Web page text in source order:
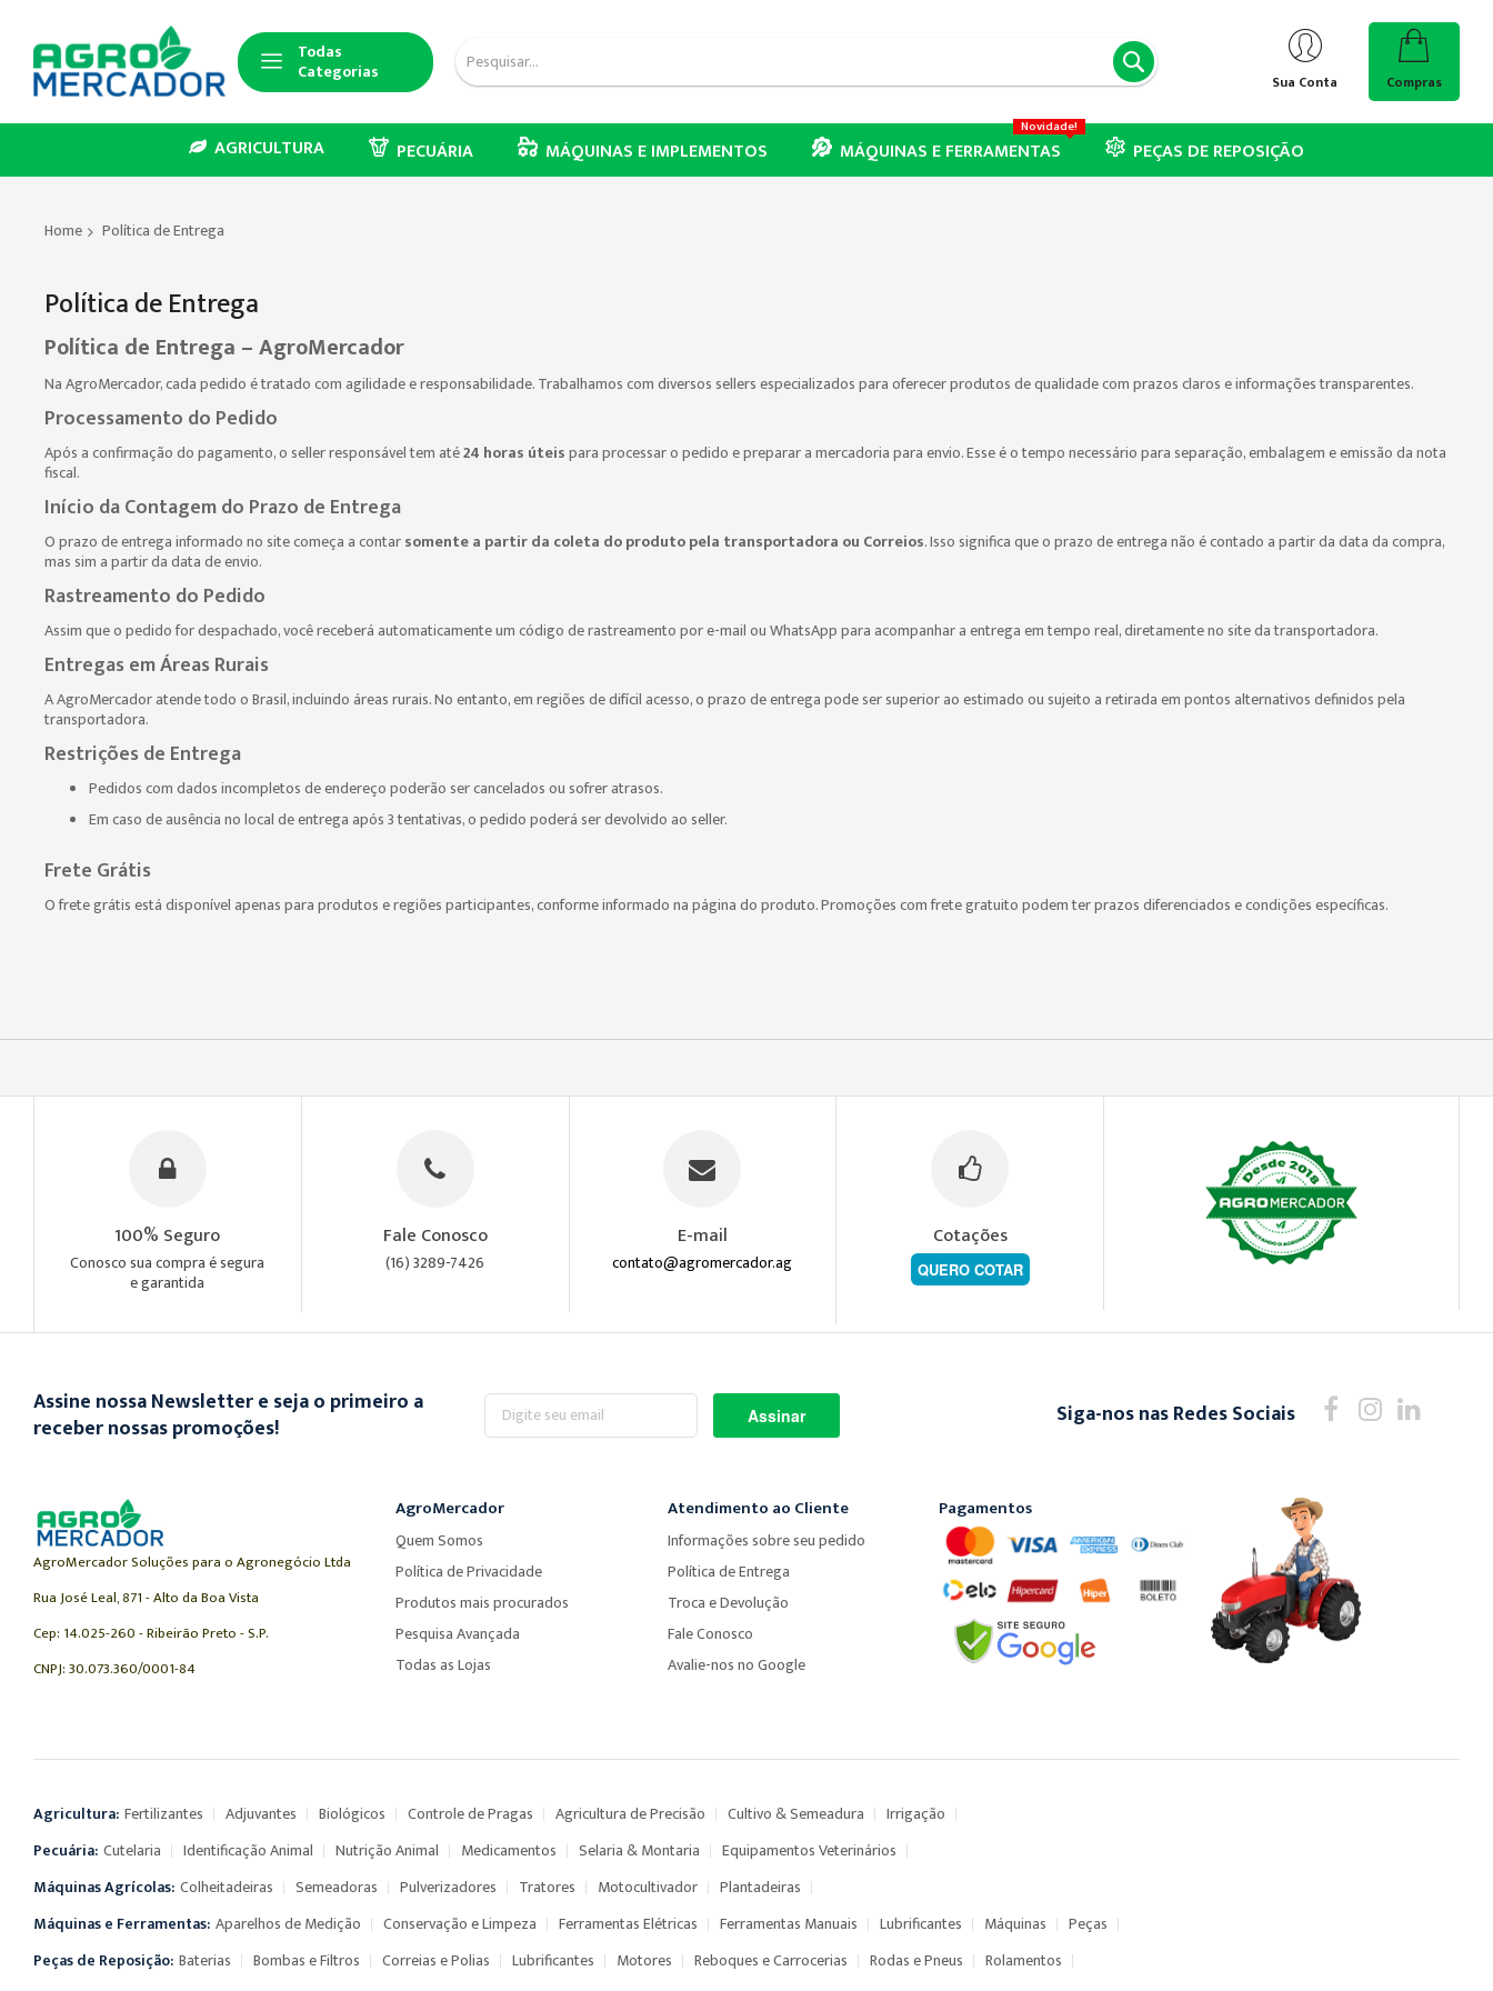
Todas
Categorias
PESQUISA
Sua Conta Compras
AGRICULTURA PECUÁRIA MÁQUINAS E IMPLEMENTOS MÁQUINAS E FERRAMENTAS
Novidade!
PEÇAS DE REPOSIÇÃO
Home Política de Entrega
Política de Entrega
Política de Entrega – AgroMercador
Na AgroMercador, cada pedido é tratado com agilidade e responsabilidade. Trabalhamos com diversos sellers especializados para oferecer produtos de qualidade com prazos claros e informações transparentes.
Processamento do Pedido
Após a confirmação do pagamento, o seller responsável tem até24 horas úteispara processar o pedido e preparar a mercadoria para envio. Esse é o tempo necessário para separação, embalagem e emissão da nota
fiscal.
Início da Contagem do Prazo de Entrega
O prazo de entrega informado no site começa a contarsomente a partir da coleta do produto pela transportadora ou Correios. Isso significa que o prazo de entrega não é contado a partir da data da compra,
mas sim a partir da data de envio.
Rastreamento do Pedido
Assim que o pedido for despachado, você receberá automaticamente um código de rastreamento por e-mail ou WhatsApp para acompanhar a entrega em tempo real, diretamente no site da transportadora.
Entregas em Áreas Rurais
A AgroMercador atende todo o Brasil, incluindo áreas rurais. No entanto, em regiões de difícil acesso, o prazo de entrega pode ser superior ao estimado ou sujeito a retirada em pontos alternativos definidos pela
transportadora.
Restrições de Entrega
Pedidos com dados incompletos de endereço poderão ser cancelados ou sofrer atrasos.
Em caso de ausência no local de entrega após 3 tentativas, o pedido poderá ser devolvido ao seller.
Frete Grátis
O frete grátis está disponível apenas para produtos e regiões participantes, conforme informado na página do produto. Promoções com frete gratuito podem ter prazos diferenciados e condições específicas.
100% Seguro
Conosco sua compra é segura
e garantida
Fale Conosco
(16) 3289-7426
E-mail
contato@agromercador.ag
Cotações
QUERO COTAR
Assine nossa Newsletter e seja o primeiro a
receber nossas promoções!
Inscreva-
na
Assinar Siga-nos nas Redes Sociais
AgroMercador Soluções para o Agronegócio Ltda
Rua José Leal, 871 - Alto da Boa Vista
Cep: 14.025-260 - Ribeirão Preto - S.P.
CNPJ: 30.073.360/0001-84
AgroMercador
Quem Somos
Política de Privacidade
Produtos mais procurados
Pesquisa Avançada
Todas as Lojas
Atendimento ao Cliente
Informações sobre seu pedido
Política de Entrega
Troca e Devolução
Fale Conosco
Avalie-nos no Google
Pagamentos
Agricultura: Fertilizantes Adjuvantes Biológicos Controle de Pragas Agricultura de Precisão Cultivo & Semeadura
Irrigação
Pecuária: Cutelaria Identificação Animal Nutrição Animal Medicamentos Selaria & Montaria
Equipamentos Veterinários
Máquinas Agrícolas: Colheitadeiras Semeadoras Pulverizadores Tratores Motocultivador
Plantadeiras
Máquinas e Ferramentas: Aparelhos de Medição Conservação e Limpeza Ferramentas Elétricas Ferramentas Manuais Lubrificantes Máquinas
Peças
Peças de Reposição: Baterias Bombas e Filtros Correias e Polias Lubrificantes Motores Reboques e Carrocerias Rodas e Pneus
Rolamentos